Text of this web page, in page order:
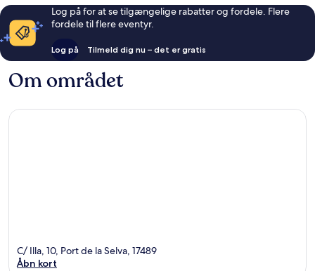
Log på for at se tilgængelige rabatter og fordele. Flere
fordele til flere eventyr.
Log på Tilmeld dig nu – det er gratis
Om området
C/ Illa, 10, Port de la Selva, 17489
Åbn kort